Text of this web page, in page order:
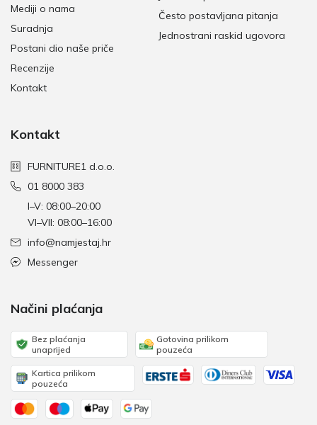
Mediji o nama
Suradnja
Postani dio naše priče
Recenzije
Kontakt
Često postavljana pitanja
Jednostrani raskid ugovora
Kontakt
FURNITURE1 d.o.o.
01 8000 383
I–V: 08:00–20:00
VI–VII: 08:00–16:00
info@namjestaj.hr
Messenger
Načini plaćanja
Bez plaćanja
unaprijed
Gotovina prilikom
pouzeća
Kartica prilikom
pouzeća